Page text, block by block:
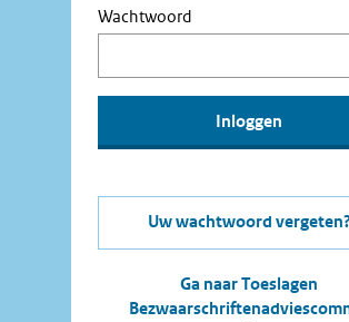
Wachtwoord
Uw wachtwoord
Ga naar Toeslagen